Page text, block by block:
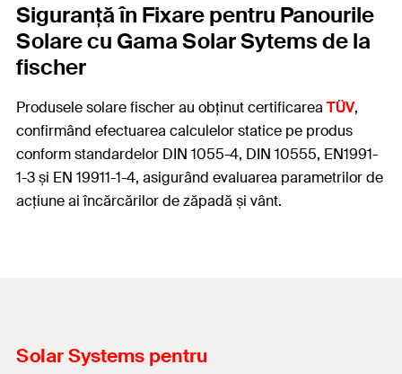
Siguranță în Fixare pentru Panourile
Solare cu Gama Solar Sytems de la
fischer
Produsele solare fischer au obținut certificarea TÜV,
confirmând efectuarea calculelor statice pe produs
conform standardelor DIN 1055-4, DIN 10555, EN1991-
1-3 și EN 19911-1-4, asigurând evaluarea parametrilor de
acțiune ai încărcărilor de zăpadă și vânt.
Solar Systems pentru